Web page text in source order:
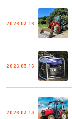
2026.03.16
2026.03.16
2026.03.13